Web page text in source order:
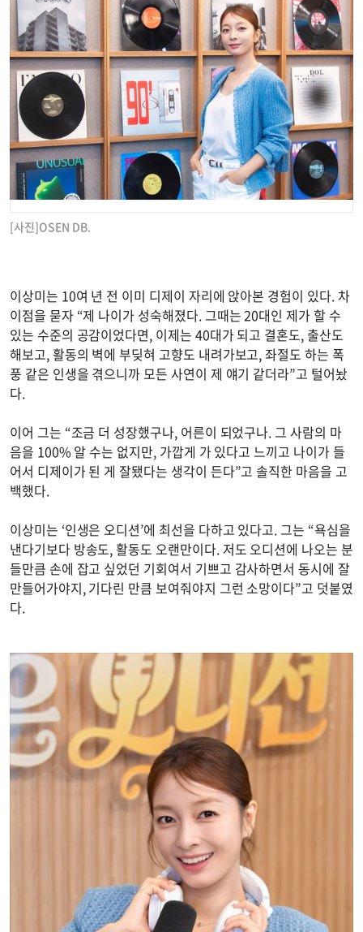
[사진]OSEN DB.
이상미는 10여 년 전 이미 디제이 자리에 앉아본 경험이 있다. 차
이점을 묻자 “제 나이가 성숙해졌다. 그때는 20대인 제가 할 수
있는 수준의 공감이었다면, 이제는 40대가 되고 결혼도, 출산도
해보고, 활동의 벽에 부딪혀 고향도 내려가보고, 좌절도 하는 폭
풍 같은 인생을 겪으니까 모든 사연이 제 얘기 같더라”고 털어놨
다.
이어 그는 “조금 더 성장했구나, 어른이 되었구나. 그 사람의 마
음을 100% 알 수는 없지만, 가깝게 가 있다고 느끼고 나이가 들
어서 디제이가 된 게 잘됐다는 생각이 든다”고 솔직한 마음을 고
백했다.
이상미는 ‘인생은 오디션’에 최선을 다하고 있다고. 그는 “욕심을
낸다기보다 방송도, 활동도 오랜만이다. 저도 오디션에 나오는 분
들만큼 손에 잡고 싶었던 기회여서 기쁘고 감사하면서 동시에 잘
만들어가야지, 기다린 만큼 보여줘야지 그런 소망이다”고 덧붙였
다.